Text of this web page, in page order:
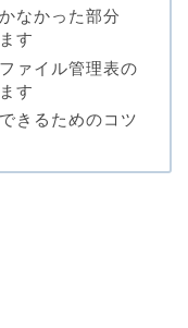
なかった部分
す
ァイル管理表の
す
きるためのコツ